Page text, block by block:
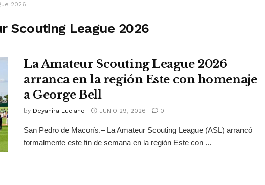
2026
Scouting League 2026
La Amateur Scouting League 2026
arranca en la región Este con homenaje
a George Bell
by Deyanira Luciano JUNIO 29, 2026 0
San Pedro de Macorís.– La Amateur Scouting League (ASL) arrancó
formalmente este fin de semana en la región Este con ...